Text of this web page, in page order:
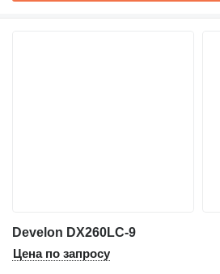
Develon DX260LC-9
Цена по запросу